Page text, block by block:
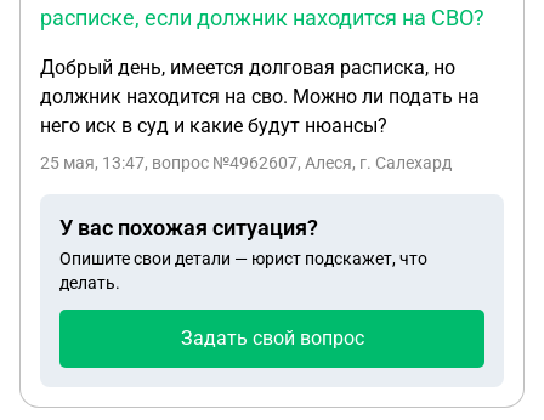
расписке, если должник находится на СВО?
Добрый день, имеется долговая расписка, но
должник находится на сво. Можно ли подать на
него иск в суд и какие будут нюансы?
25 мая, 13:47, вопрос №4962607, Алеся, г. Салехард
У вас похожая ситуация?
Опишите свои детали — юрист подскажет, что
делать.
Задать свой вопрос